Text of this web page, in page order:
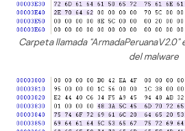
Carpeta llamada
del malware